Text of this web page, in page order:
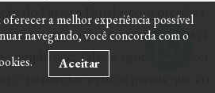
do Direito Penal e com
corporativo e
compliance, fala-se agora em
e responder a riscos penais que
a melhor experiência possível
navegando, você concorda com o
Aceitar